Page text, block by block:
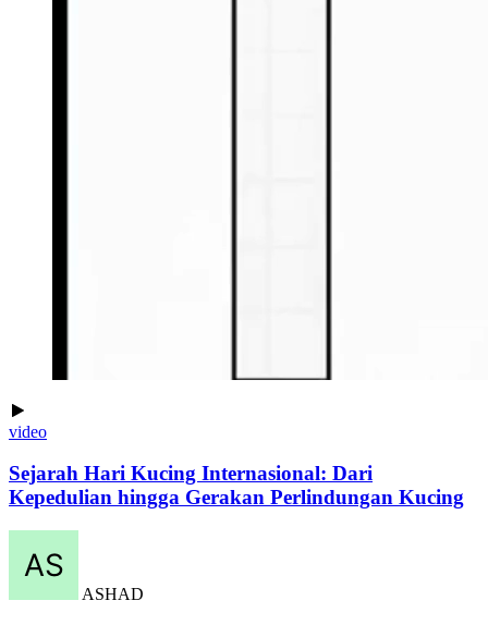
video
Sejarah Hari Kucing Internasional: Dari
Kepedulian hingga Gerakan Perlindungan Kucing
ASHAD